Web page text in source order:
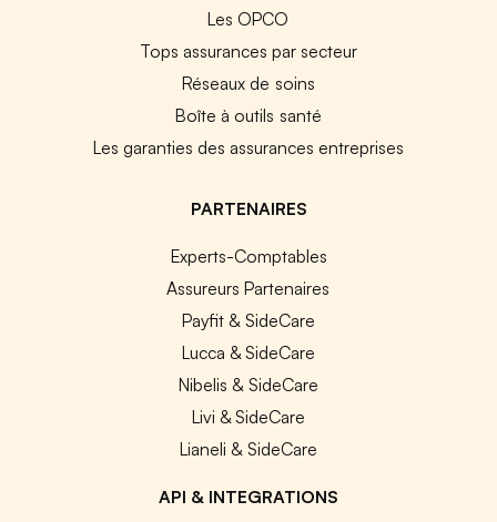
Les OPCO
Tops assurances par secteur
Réseaux de soins
Boîte à outils santé
Les garanties des assurances entreprises
PARTENAIRES
Experts-Comptables
Assureurs Partenaires
Payfit & SideCare
Lucca & SideCare
Nibelis & SideCare
Livi & SideCare
Lianeli & SideCare
API & INTEGRATIONS